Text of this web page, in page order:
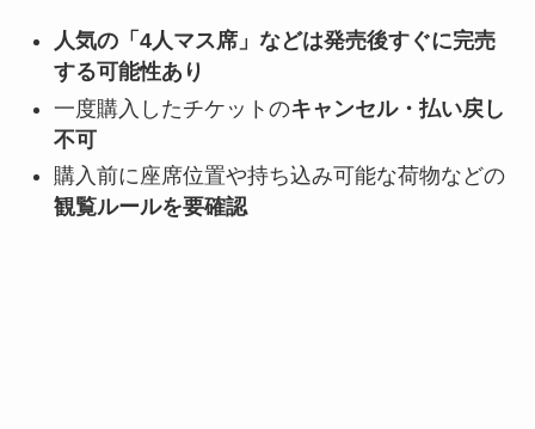
人気の「4人マス席」などは発売後すぐに完売
する可能性あり
一度購入したチケットのキャンセル・払い戻し
不可
購入前に座席位置や持ち込み可能な荷物などの
観覧ルールを要確認